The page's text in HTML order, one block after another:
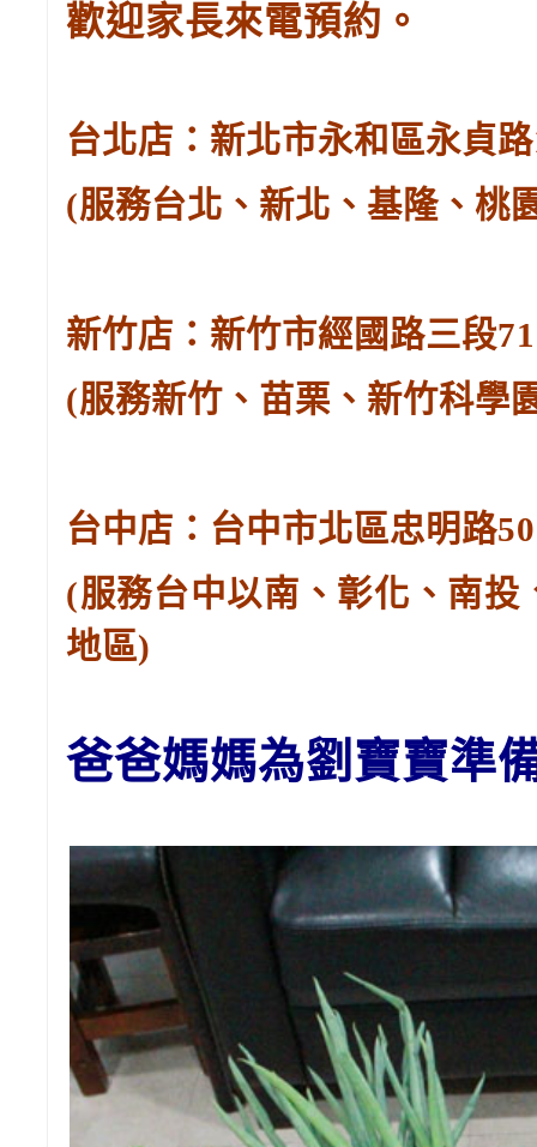
歡迎家長來電預約。
台北店：新北市永和區永貞
(服務台北、新北、基隆、桃
新竹店：新竹市經國路三段
(服務新竹、苗栗、新竹科學
台中店：台中市北區忠明路
(服務台中以南、彰化、南
地區)
爸爸媽媽為劉 寶寶準